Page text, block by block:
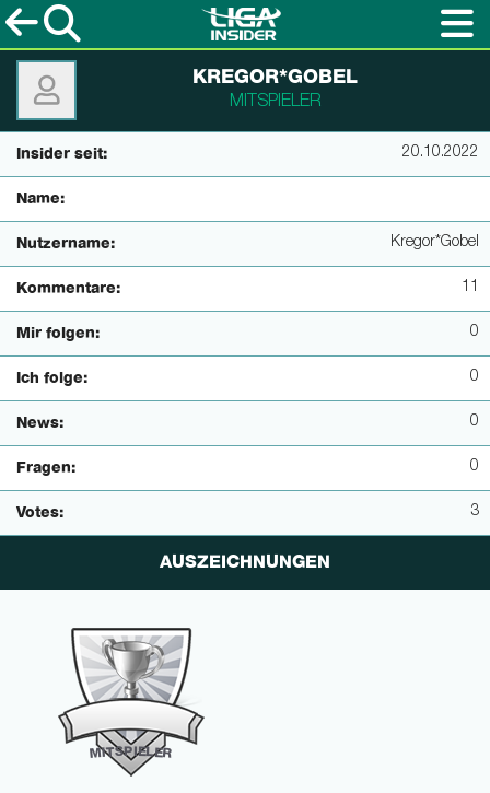
KREGOR*GOBEL
MITSPIELER
Insider seit: 20.10.2022
Name:
Nutzername: Kregor*Gobel
Kommentare: 11
Mir folgen: 0
Ich folge: 0
News: 0
Fragen: 0
Votes: 3
AUSZEICHNUNGEN
MITSPIELER